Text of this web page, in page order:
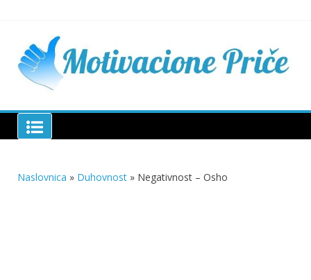
Motivacione Priče
Naslovnica » Duhovnost » Negativnost – Osho